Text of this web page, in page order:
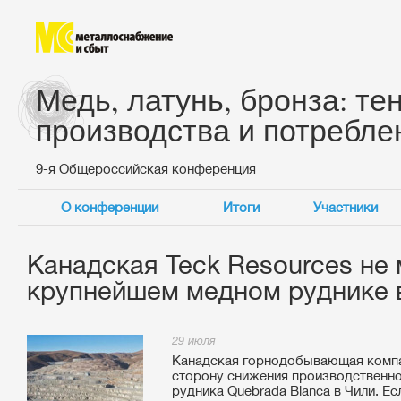
Медь, латунь, бронза:
производства и
9-я Общероссийская конференция
О конференции Итоги Участники
Канадская Teck Resources
крупнейшем медном руднике
29 июля
Канадская горнодобывающая
сторону снижения
рудника Quebrada Blanca в Чили.